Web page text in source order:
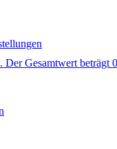
Der Gesamtwert beträgt